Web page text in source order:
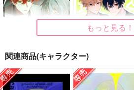
勘弁してくれ！
きらきらをあげるよ
もっと見る！
関連商品(キャラクター)